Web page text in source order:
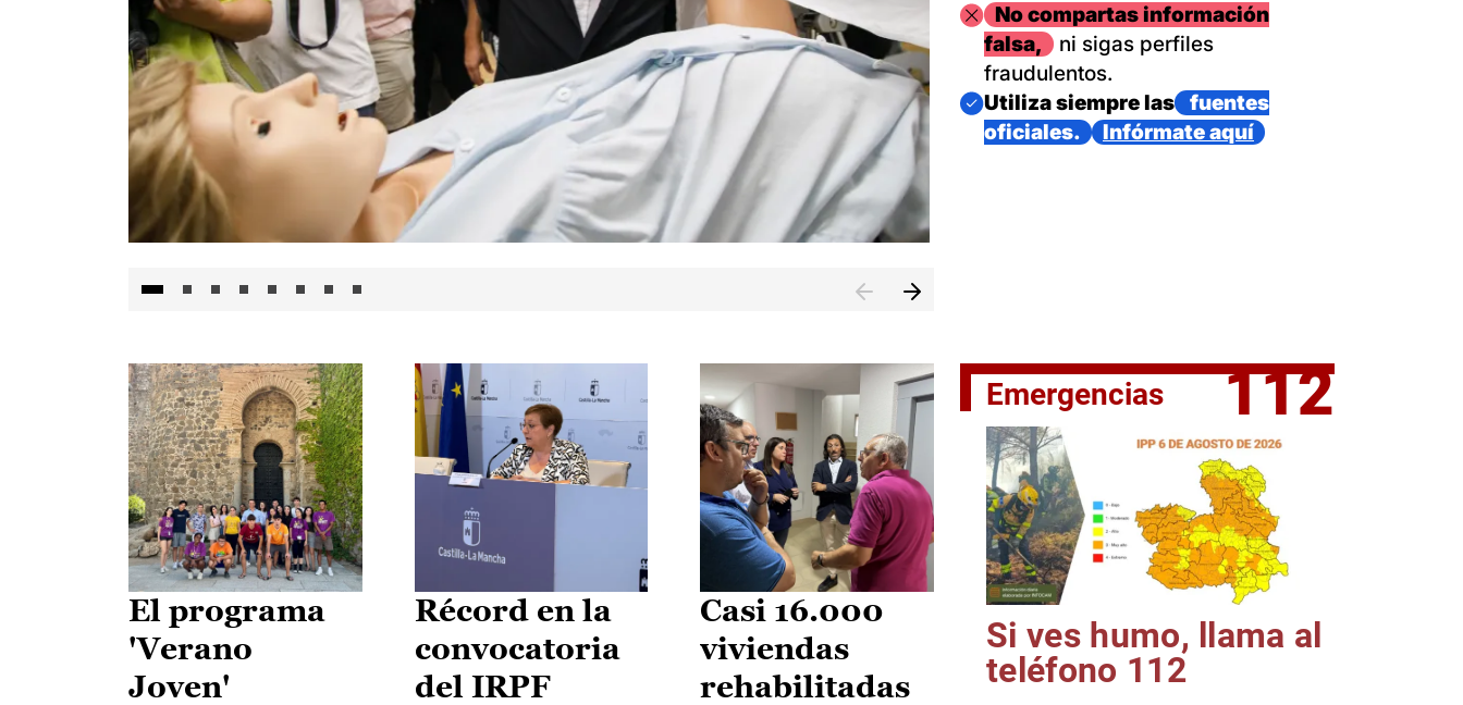
El jefe del Ejecutivo castellanomanchego, Emiliano García-
ImagenNo compartas información
falsa,
ni sigas perfiles
fraudulentos.
Imagen
Utiliza siempre las
fuentes
oficiales.
Infórmate aquí
El programa
'Verano
Joven'
Récord en la
convocatoria
del IRPF
Casi 16.000
viviendas
rehabilitadas
Emergencias 112
Si ves humo, llama al
teléfono 112